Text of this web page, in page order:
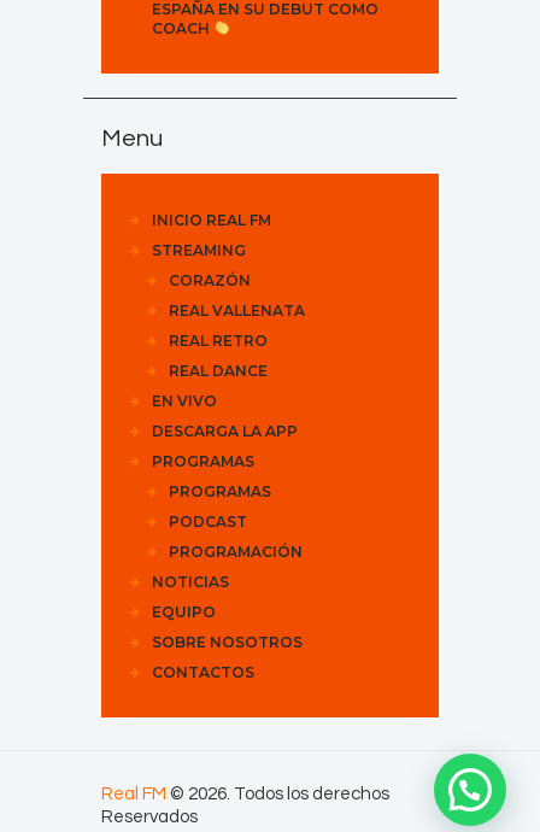
ESPAÑA EN SU DEBUT COMO
COACH
Menu
INICIO REAL FM
STREAMING
CORAZÓN
REAL VALLENATA
REAL RETRO
REAL DANCE
EN VIVO
DESCARGA LA APP
PROGRAMAS
PROGRAMAS
PODCAST
PROGRAMACIÓN
NOTICIAS
EQUIPO
SOBRE NOSOTROS
CONTACTOS
Real FM © 2026. Todos los derechos
Reservados